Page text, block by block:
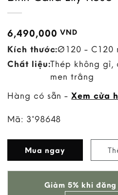
6,490,000VND
Kích thước:Ø120 - C120
Chất liệu:Thép không gỉ,
men trắng
Hàng có sẵn -Xem cửa
Mã: 3*98648
Mua ngay
Giảm 5% khi